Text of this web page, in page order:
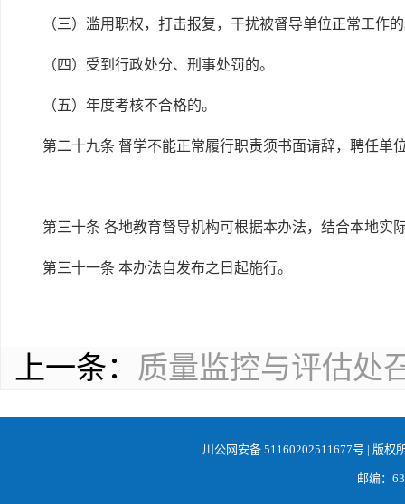
（三）滥用职权，打击报复，干扰被督导单位正常工作
（四）受到行政处分、刑事处罚的。
（五）年度考核不合格的。
第二十九条 督学不能正常履行职责须书面请辞，聘任单
第三十条 各地教育督导机构可根据本办法，结合本地实
第三十一条 本办法自发布之日起施行。
上一条： 质量监控与评估处
川公网安备 51160202511677号 | 版权
邮编：